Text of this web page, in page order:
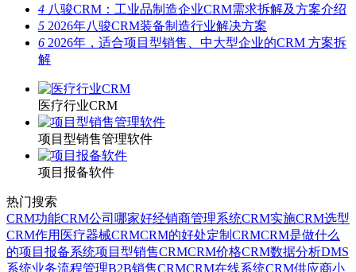
4 八骏CRM：工业品制造企业CRM需求拆解及方案介绍
5 2026年八骏CRM装备制造行业解决方案
6 2026年，适合项目型销售、中大型企业的CRM 方案拆
解
医疗行业CRM
项目型销售管理软件
项目报备软件
热门搜索
CRM功能CRM公司哪家好经销商管理系统CRM实施CRM选型
CRM作用 医疗器械CRMCRM的好处定制CRMCRM是做什么
的项目报备系统项目型销售CRMCRM价格CRM数据分析DMS
系统业务流程管理B2B销售CRMCRM在线系统CRM供应商小